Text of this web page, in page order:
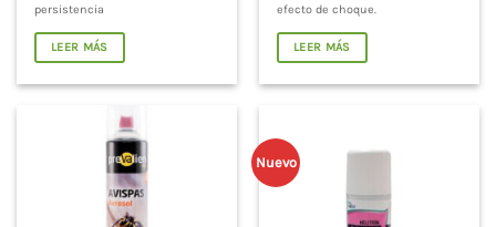
persistencia
LEER MÁS
efecto de choque.
LEER MÁS
Nuevo